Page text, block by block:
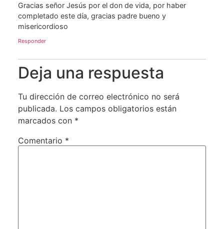
Gracias señor Jesús por el don de vida, por haber
completado este día, gracias padre bueno y
misericordioso
Responder
Deja una respuesta
Tu dirección de correo electrónico no será
publicada. Los campos obligatorios están
marcados con *
Comentario *